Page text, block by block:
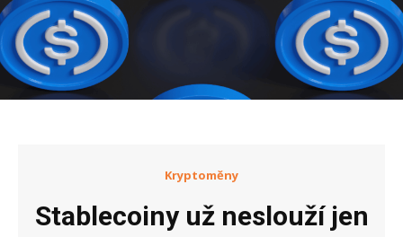
Kryptoměny
Stablecoiny už neslouží jen